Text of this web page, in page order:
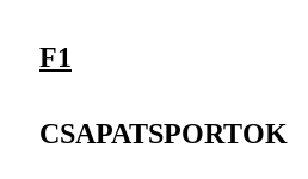
F1
CSAPATSPORTOK